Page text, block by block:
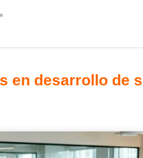
en desarrollo de